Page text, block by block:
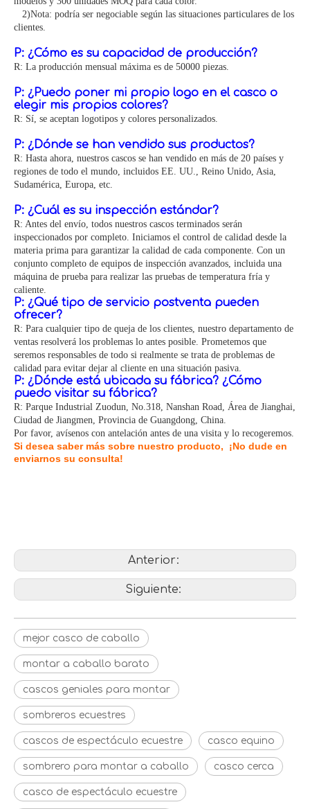
2)Nota: podría ser negociable según las situaciones particulares de los
clientes.
P: ¿Cómo es su capacidad de producción?
R: La producción mensual máxima es de 50000 piezas.
P: ¿Puedo poner mi propio logo en el casco o
elegir mis propios colores?
R: Sí, se aceptan logotipos y colores personalizados.
P: ¿Dónde se han vendido sus productos?
R: Hasta ahora, nuestros cascos se han vendido en más de 20 países y
regiones de todo el mundo, incluidos EE. UU., Reino Unido, Asia,
Sudamérica, Europa, etc.
P: ¿Cuál es su inspección estándar?
R: Antes del envío, todos nuestros cascos terminados serán
inspeccionados por completo. Iniciamos el control de calidad desde la
materia prima para garantizar la calidad de cada componente. Con un
conjunto completo de equipos de inspección avanzados, incluida una
máquina de prueba para realizar las pruebas de temperatura fría y
caliente.
P: ¿Qué tipo de servicio postventa pueden
ofrecer?
R: Para cualquier tipo de queja de los clientes, nuestro departamento de
ventas resolverá los problemas lo antes posible. Prometemos que
seremos responsables de todo si realmente se trata de problemas de
calidad para evitar dejar al cliente en una situación pasiva.
P: ¿Dónde está ubicada su fábrica? ¿Cómo
puedo visitar su fábrica?
R: Parque Industrial Zuodun, No.318, Nanshan Road, Área de Jianghai,
Ciudad de Jiangmen, Provincia de Guangdong, China.
Por favor, avísenos con antelación antes de una visita y lo recogeremos.
Si desea saber más sobre nuestro producto, ¡No dude en
enviarnos su consulta!
Anterior:
Siguiente:
mejor casco de caballo
montar a caballo barato
cascos geniales para montar
sombreros ecuestres
cascos de espectáculo ecuestre casco equino
sombrero para montar a caballo casco cerca
casco de espectáculo ecuestre